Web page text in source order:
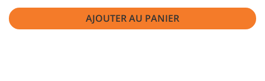
AJOUTER AU PANIER